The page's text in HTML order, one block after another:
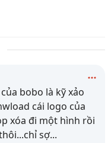
bobo là kỹ xảo
cái logo của
xóa đi một hình rồi
sợ...